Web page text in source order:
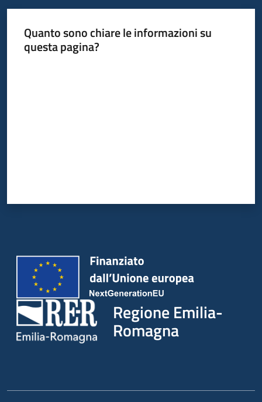
Quanto sono chiare le informazioni su
questa pagina?
Regione Emilia-
Romagna